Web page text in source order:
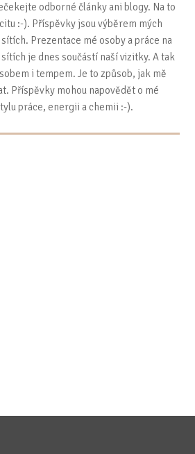
odborné články ani blogy. Na to
:-). Příspěvky jsou výběrem mých
Prezentace mé osoby a práce na
je dnes součástí naší vizitky. A tak
i tempem. Je to způsob, jak mě
Příspěvky mohou napovědět o mé
práce, energii a chemii :-).